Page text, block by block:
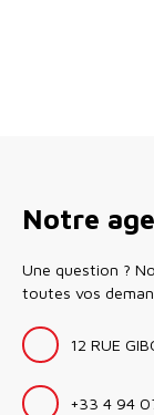
Notre
Une question ?
toutes vos
12 RUE
+33 4 94